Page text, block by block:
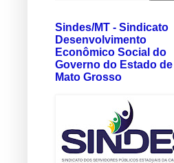
Sindes/MT - Sindicato
Desenvolvimento
Econômico Social do
Governo do Estado de
Mato Grosso